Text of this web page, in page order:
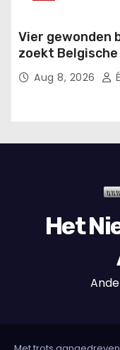
Vier gewonden
zoekt
Aug 8, 2026
Het